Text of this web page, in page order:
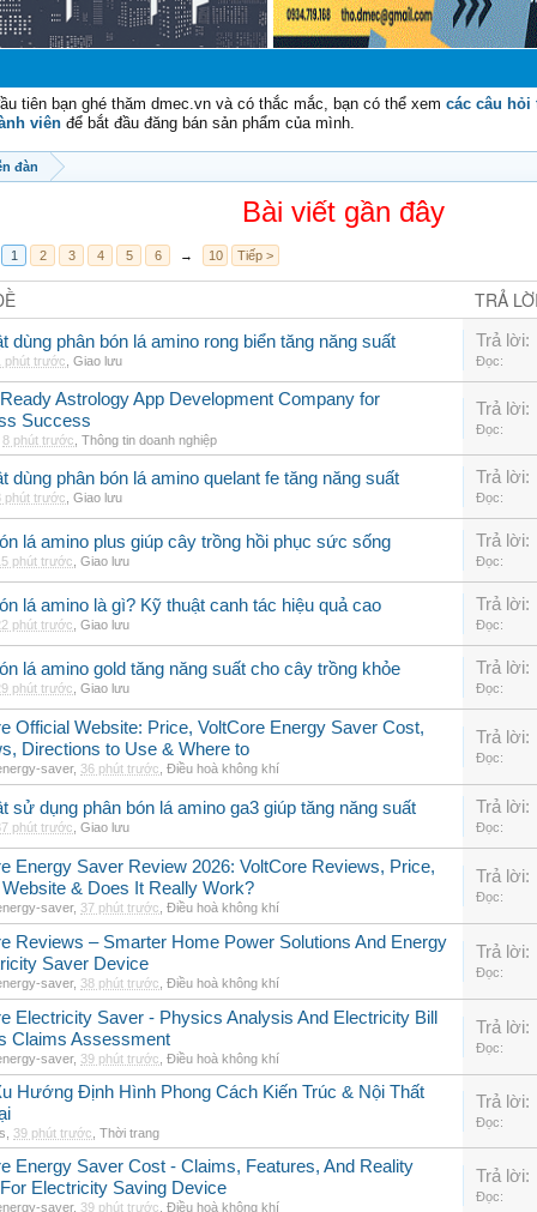
Chào
tiên bạn ghé thăm dmec.vn và có thắc mắc, bạn có thể xem các câu
viên để bắt đầu đăng bán sản phẩm của mình.
đàn
Bài viết gần đây
1 2 3 4 5 6 → 10 Tiếp >
TRẢ LỜI
dùng phân bón lá amino rong biển tăng năng suất
phút trước Giao lưu
Trả lời:
Đọc:
Astrology App Development Company for
Success
8 phút trước Thông tin doanh nghiệp
Trả lời:
Đọc:
dùng phân bón lá amino quelant fe tăng năng suất
phút trước Giao lưu
Trả lời:
Đọc:
lá amino plus giúp cây trồng hồi phục sức sống
phút trước Giao lưu
Trả lời:
Đọc:
lá amino là gì? Kỹ thuật canh tác hiệu quả cao
phút trước Giao lưu
Trả lời:
Đọc:
lá amino gold tăng năng suất cho cây trồng khỏe
phút trước Giao lưu
Trả lời:
Đọc:
Official Website: Price, VoltCore Energy Saver Cost,
Directions to Use & Where to
saver, 36 phút trước Điều hoà không khí
Trả lời:
Đọc:
sử dụng phân bón lá amino ga3 giúp tăng năng suất
phút trước Giao lưu
Trả lời:
Đọc:
Energy Saver Review 2026: VoltCore Reviews, Price,
& Does It Really Work?
saver, 37 phút trước Điều hoà không khí
Trả lời:
Đọc:
Reviews – Smarter Home Power Solutions And Energy
Saver Device
saver, 38 phút trước Điều hoà không khí
Trả lời:
Đọc:
Electricity Saver - Physics Analysis And Electricity Bill
Claims Assessment
saver, 39 phút trước Điều hoà không khí
Trả lời:
Đọc:
Hướng Định Hình Phong Cách Kiến Trúc & Nội Thất
39 phút trước Thời trang
Trả lời:
Đọc:
Energy Saver Cost - Claims, Features, And Reality
Electricity Saving Device
saver, 39 phút trước Điều hoà không khí
Trả lời:
Đọc: